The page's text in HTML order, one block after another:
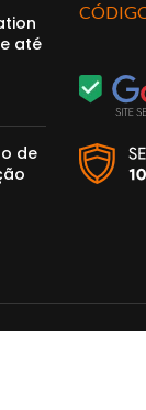
até
de